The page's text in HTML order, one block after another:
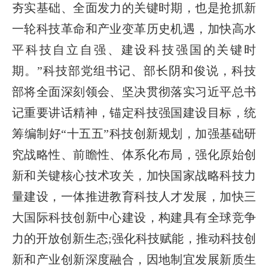
夯实基础、全面发力的关键时期，也是抢抓新
一轮科技革命和产业变革历史机遇，加快高水
平科技自立自强、建设科技强国的关键时
期。”科技部党组书记、部长阴和俊说，科技
部将全面深刻领会、坚决贯彻落实习近平总书
记重要讲话精神，锚定科技强国建设目标，统
筹编制好“十五五”科技创新规划，加强基础研
究战略性、前瞻性、体系化布局，强化原始创
新和关键核心技术攻关，加快国家战略科技力
量建设，一体推进教育科技人才发展，加快三
大国际科技创新中心建设，构建具有全球竞争
力的开放创新生态;强化科技赋能，推动科技创
新和产业创新深度融合，因地制宜发展新质生